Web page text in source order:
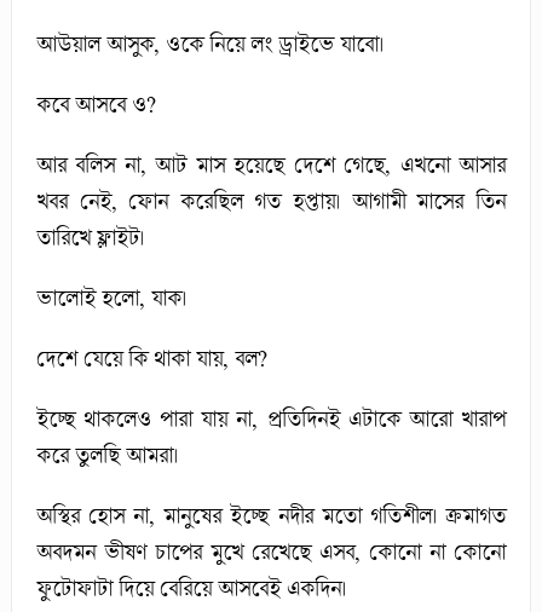
আউয়াল আসুক, ওকে নিয়ে লং ড্রাইভে যাবো।
কবে আসবে ও?
আর বলিস না, আট মাস হয়েছে দেশে গেছে, এখনো আসার
খবর নেই, ফোন করেছিল গত হপ্তায়। আগামী মাসের তিন
তারিখে ফ্লাইট।
ভালোই হলো, যাক।
দেশে যেয়ে কি থাকা যায়, বল?
ইচ্ছে থাকলেও পারা যায় না, প্রতিদিনই এটাকে আরো খারাপ
করে তুলছি আমরা।
অস্থির হোস না, মানুষের ইচ্ছে নদীর মতো গতিশীল। ক্রমাগত
অবদমন ভীষণ চাপের মুখে রেখেছে এসব, কোনো না কোনো
ফুটোফাটা দিয়ে বেরিয়ে আসবেই একদিন।